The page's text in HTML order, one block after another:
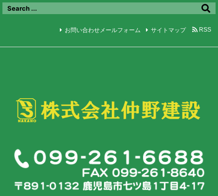
Warning: Trying to access array offset on false in
content/themes/luxeritas/inc/json-ld.phpon line 120
お問い合わせメールフォーム サイトマップ RSS